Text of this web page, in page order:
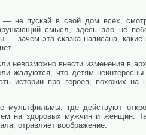
— не пускай в свой дом всех,
смысл, здесь зло не
— зачем эта сказка написана,
невозможно внести изменения в
жалуются, что детям
истории про героев, похожих на
мультфильмы, где действуют
на здоровых мужчин и женщин.
отравляет воображение.